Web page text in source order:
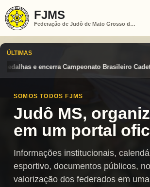
FJMS
Federação de Judô de Mato Grosso do Sul
ÚLTIMAS
Cadete 2026 entre os destaques
SOMOS TODOS FJMS
Judô MS,
em um portal
Informações institucionais,
esportivo, documentos públicos,
valorização dos federados em uma